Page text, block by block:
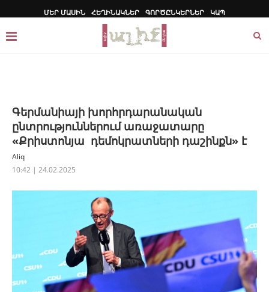
ՄԵՐ ՄԱՍԻՆ ՀԵՂԻՆԱԿՆԵՐ ԳՈՐԾԸՆԿԵՐՆԵՐ ԿԱՊ
Գերմանիայի խորհրդարանական
ընտրություններում առաջատարը
«Քրիստոնյա դեմոկրատների դաշինքն» է
Aliq
10:42 | 24.02.2025